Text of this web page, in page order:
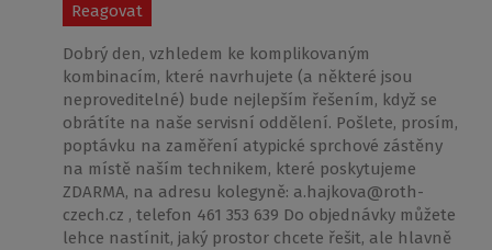
Reagovat
Dobrý den, vzhledem ke komplikovaným
kombinacím, které navrhujete (a některé jsou
neproveditelné) bude nejlepším řešením, když se
obrátíte na naše servisní oddělení. Pošlete, prosím,
poptávku na zaměření atypické sprchové zástěny
na místě naším technikem, které poskytujeme
ZDARMA, na adresu kolegyně: a.hajkova@roth-
czech.cz , telefon 461 353 639 Do objednávky můžete
lehce nastínit, jaký prostor chcete řešit, ale hlavně